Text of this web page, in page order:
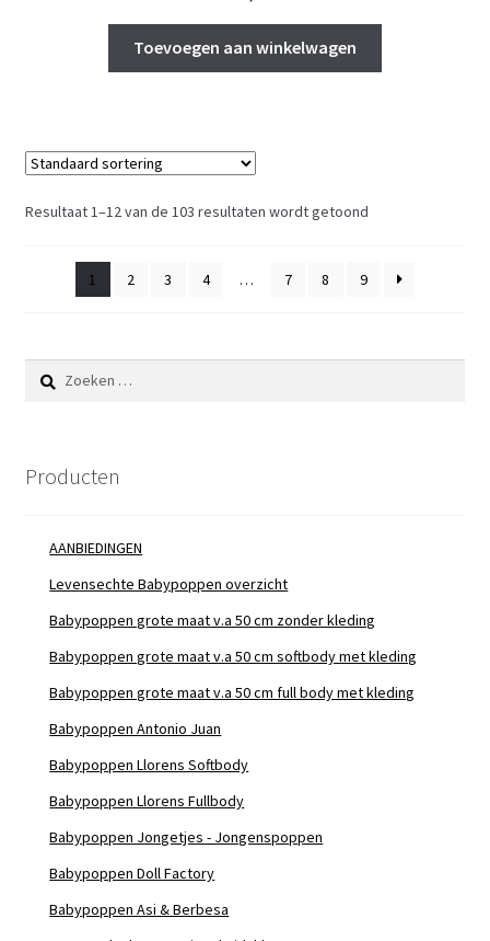
Toevoegen aan winkelwagen
Resultaat 1–12 van de 103 resultaten wordt getoond
1 2 3 4 … 7 8 9
Zoeken
naar:
Producten
AANBIEDINGEN
Levensechte Babypoppen overzicht
Babypoppen grote maat v.a 50 cm zonder kleding
Babypoppen grote maat v.a 50 cm softbody met kleding
Babypoppen grote maat v.a 50 cm full body met kleding
Babypoppen Antonio Juan
Babypoppen Llorens Softbody
Babypoppen Llorens Fullbody
Babypoppen Jongetjes - Jongenspoppen
Babypoppen Doll Factory
Babypoppen Asi & Berbesa